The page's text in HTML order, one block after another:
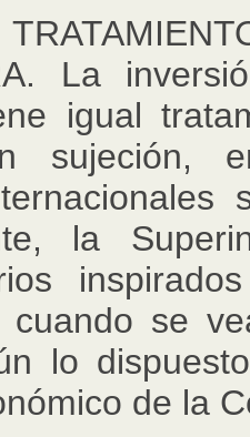
La
igual
la
cuando se
lo
de la